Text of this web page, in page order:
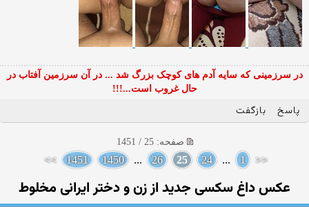
در سرزمینی که سایه آدم های کوچک بزرگ شد ... در آن سرزمین آفتاب در
حال غروب است...!!!
پاسخ بازگفت
صفحه: 25 / 1451
<<
1
...
24
25
26
...
1450
1451
>>
عکس داغ سکسی جدید از زن و دختر ایرانی مخلوط